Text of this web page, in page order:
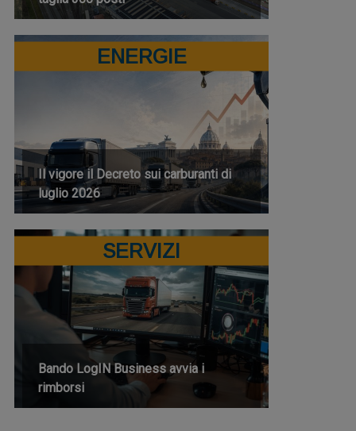
ENERGIE
Il vigore il Decreto sui carburanti di
luglio 2026
SERVIZI
Bando LogIN Business avvia i
rimborsi